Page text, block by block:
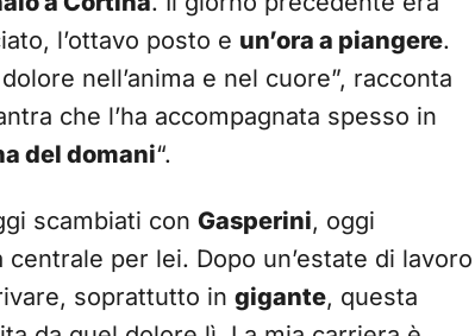
l’ottavo posto e un’ora a piangere.
nell’anima e nel cuore”, racconta
che l’ha accompagnata spesso in
del domani“.
scambiati con Gasperini, oggi
per lei. Dopo un’estate di lavoro
soprattutto in gigante, questa